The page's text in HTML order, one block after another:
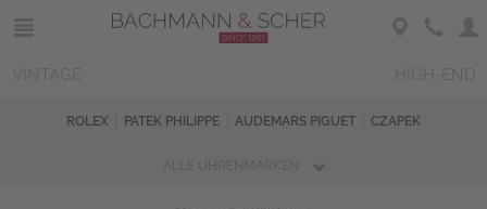
ROLEX PATEK PHILIPPE AUDEMARS PIGUET CZAPEK